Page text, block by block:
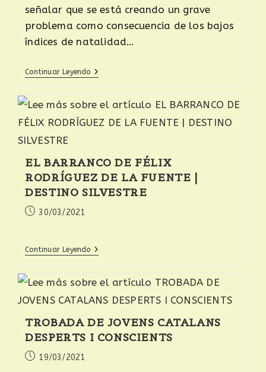
señalar que se está creando un grave
problema como consecuencia de los bajos
índices de natalidad…
Continuar Leyendo
EL BARRANCO DE FÉLIX
RODRÍGUEZ DE LA FUENTE |
DESTINO SILVESTRE
30/03/2021
Continuar Leyendo
TROBADA DE JOVENS CATALANS
DESPERTS I CONSCIENTS
19/03/2021